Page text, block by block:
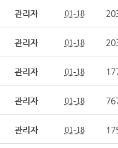
관리자 01-18
관리자 01-18
관리자 01-18
관리자 01-18
관리자 01-18